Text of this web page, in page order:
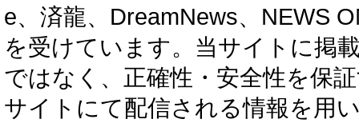
e、済龍、DreamNews、NEWS
を受けています。当サイトに掲
ではなく、正確性・安全性を保
サイトにて配信される情報を用